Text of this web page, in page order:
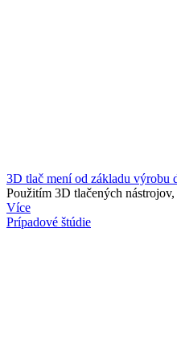
3D tlač mení od základu výrobu
Použitím 3D tlačených
Více
Prípadové štúdie